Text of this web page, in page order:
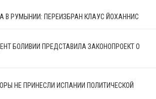
В РУМЫНИИ: ПЕРЕИЗБРАН КЛАУС ЙОХАННИС
БОЛИВИИ ПРЕДСТАВИЛА ЗАКОНОПРОЕКТ О
НЕ ПРИНЕСЛИ ИСПАНИИ ПОЛИТИЧЕСКОЙ